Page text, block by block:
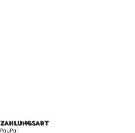
ZAHLUNGSART
PayPal